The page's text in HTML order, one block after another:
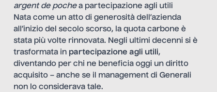
argent de pochea partecipazione agli utili
Nata come un atto di generosità dell’azienda
all’inizio del secolo scorso, la quota carbone è
stata più volte rinnovata. Negli ultimi decenni si è
trasformata in partecipazione agli utili,
diventando per chi ne beneficia oggi un diritto
acquisito – anche se il management di Generali
non lo considerava tale.